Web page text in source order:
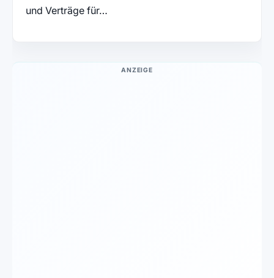
und Verträge für…
ANZEIGE